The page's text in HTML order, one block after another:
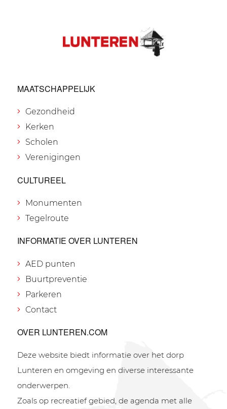
MAATSCHAPPELIJK
Gezondheid
Kerken
Scholen
Verenigingen
CULTUREEL
Monumenten
Tegelroute
INFORMATIE OVER LUNTEREN
AED punten
Buurtpreventie
Parkeren
Contact
OVER LUNTEREN.COM
Deze website biedt informatie over het dorp
Lunteren en omgeving en diverse interessante
onderwerpen.
Zoals op recreatief gebied, de agenda met alle